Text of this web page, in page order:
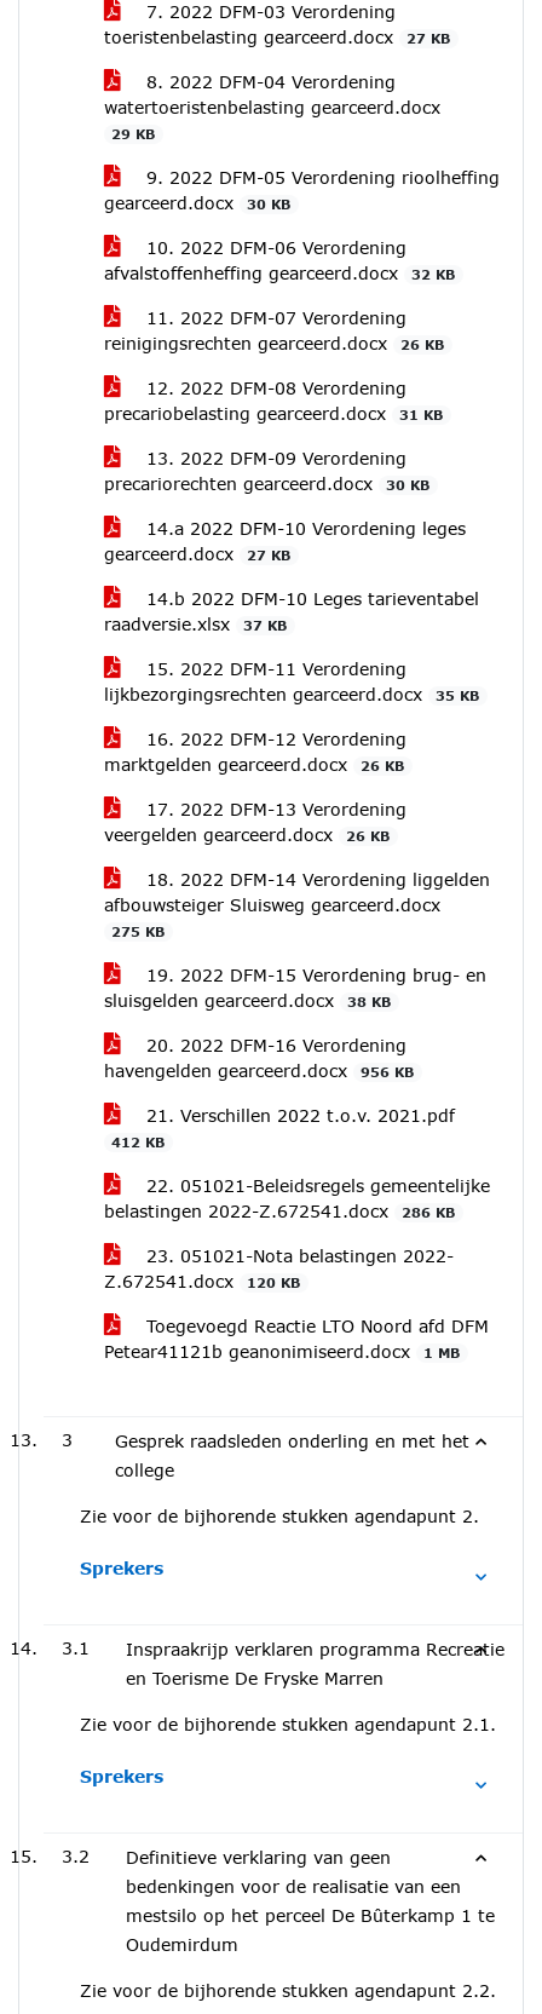
7. 2022 DFM-03 Verordening
toeristenbelasting gearceerd.docx
27 KB
8. 2022 DFM-04 Verordening
watertoeristenbelasting gearceerd.docx
29 KB
9. 2022 DFM-05 Verordening rioolheffing
gearceerd.docx
30 KB
10. 2022 DFM-06 Verordening
afvalstoffenheffing gearceerd.docx
32 KB
11. 2022 DFM-07 Verordening
reinigingsrechten gearceerd.docx
26 KB
12. 2022 DFM-08 Verordening
precariobelasting gearceerd.docx
31 KB
13. 2022 DFM-09 Verordening
precariorechten gearceerd.docx
30 KB
14.a 2022 DFM-10 Verordening leges
gearceerd.docx
27 KB
14.b 2022 DFM-10 Leges tarieventabel
raadversie.xlsx
37 KB
15. 2022 DFM-11 Verordening
lijkbezorgingsrechten gearceerd.docx
35 KB
16. 2022 DFM-12 Verordening
marktgelden gearceerd.docx
26 KB
17. 2022 DFM-13 Verordening
veergelden gearceerd.docx
26 KB
18. 2022 DFM-14 Verordening liggelden
afbouwsteiger Sluisweg gearceerd.docx
275 KB
19. 2022 DFM-15 Verordening brug- en
sluisgelden gearceerd.docx
38 KB
20. 2022 DFM-16 Verordening
havengelden gearceerd.docx
956 KB
21. Verschillen 2022 t.o.v. 2021.pdf
412 KB
22. 051021-Beleidsregels gemeentelijke
belastingen 2022-Z.672541.docx
286 KB
23. 051021-Nota belastingen 2022-
Z.672541.docx
120 KB
Toegevoegd Reactie LTO Noord afd DFM
Petear41121b geanonimiseerd.docx
1 MB
3
Gesprek raadsleden onderling en met het
college
Zie voor de bijhorende stukken agendapunt 2.
Sprekers
3.1
Inspraakrijp verklaren programma Recreatie
en Toerisme De Fryske Marren
Zie voor de bijhorende stukken agendapunt 2.1.
Sprekers
3.2
Definitieve verklaring van geen
bedenkingen voor de realisatie van een
mestsilo op het perceel De Bûterkamp 1 te
Oudemirdum
Zie voor de bijhorende stukken agendapunt 2.2.